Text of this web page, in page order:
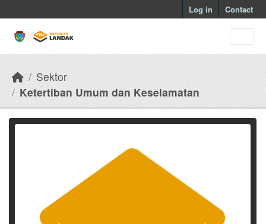
Log in Contact
Sektor
Ketertiban Umum dan Keselamatan